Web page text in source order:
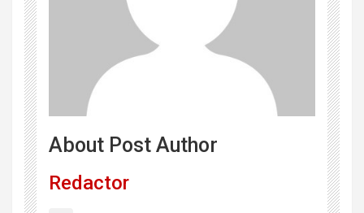
About Post Author
Redactor